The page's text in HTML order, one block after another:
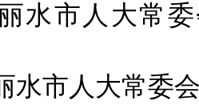
水市人大常
水市人大常委